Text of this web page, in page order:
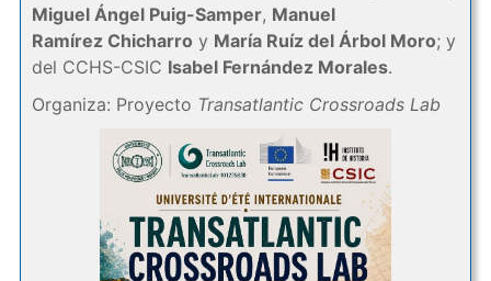
Miguel Ángel Puig-Samper, Manuel
Ramírez Chicharro y María Ruíz del Árbol Moro; y
del CCHS-CSIC Isabel Fernández Morales.
Organiza: Proyecto Transatlantic Crossroads Lab